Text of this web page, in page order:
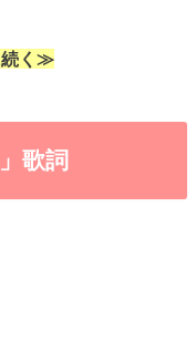
続く≫
歌詞